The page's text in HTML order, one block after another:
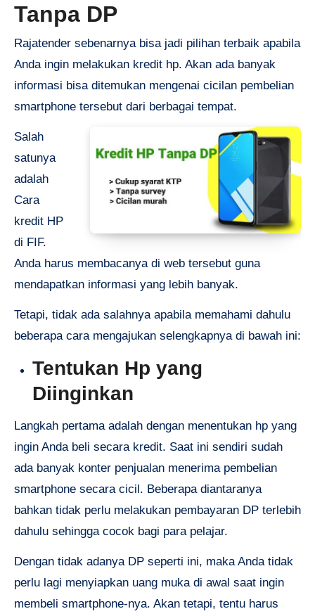
Tanpa DP
Rajatender sebenarnya bisa jadi pilihan terbaik apabila
Anda ingin melakukan kredit hp. Akan ada banyak
informasi bisa ditemukan mengenai cicilan pembelian
smartphone tersebut dari berbagai tempat.
Salah
satunya
adalah
Cara
kredit HP
di FIF.
Anda harus membacanya di web tersebut guna
mendapatkan informasi yang lebih banyak.
Tetapi, tidak ada salahnya apabila memahami dahulu
beberapa cara mengajukan selengkapnya di bawah ini:
Tentukan Hp yang
Diinginkan
Langkah pertama adalah dengan menentukan hp yang
ingin Anda beli secara kredit. Saat ini sendiri sudah
ada banyak konter penjualan menerima pembelian
smartphone secara cicil. Beberapa diantaranya
bahkan tidak perlu melakukan pembayaran DP terlebih
dahulu sehingga cocok bagi para pelajar.
Dengan tidak adanya DP seperti ini, maka Anda tidak
perlu lagi menyiapkan uang muka di awal saat ingin
membeli smartphone-nya. Akan tetapi, tentu harus